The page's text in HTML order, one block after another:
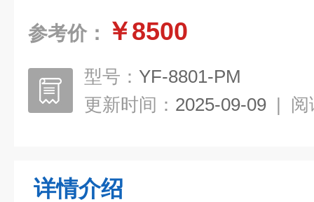
参考价： ￥8500
型号： YF-8801-PM
更新时间： 2025-09-09 | 阅
详情介绍